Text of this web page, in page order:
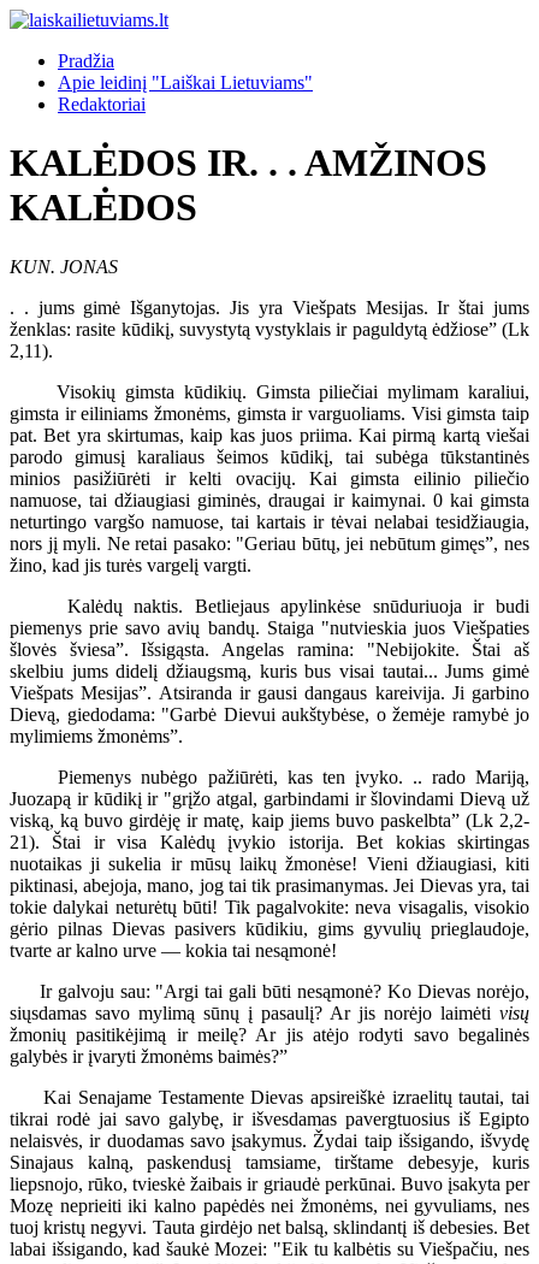
Pradžia
Apie leidinį "Laiškai Lietuviams"
Redaktoriai
KALĖDOS IR. . . AMŽINOS
KALĖDOS
KUN. JONAS
. . jums gimė Išganytojas. Jis yra Viešpats Mesijas. Ir štai jums
ženklas: rasite kūdikį, suvystytą vystyklais ir paguldytą ėdžiose” (Lk
2,11).
Visokių gimsta kūdikių. Gimsta piliečiai mylimam karaliui,
gimsta ir eiliniams žmonėms, gimsta ir varguoliams. Visi gimsta taip
pat. Bet yra skirtumas, kaip kas juos priima. Kai pirmą kartą viešai
parodo gimusį karaliaus šeimos kūdikį, tai subėga tūkstantinės
minios pasižiūrėti ir kelti ovacijų. Kai gimsta eilinio piliečio
namuose, tai džiaugiasi giminės, draugai ir kaimynai. 0 kai gimsta
neturtingo vargšo namuose, tai kartais ir tėvai nelabai tesidžiaugia,
nors jį myli. Ne retai pasako: "Geriau būtų, jei nebūtum gimęs”, nes
žino, kad jis turės vargelį vargti.
Kalėdų naktis. Betliejaus apylinkėse snūduriuoja ir budi
piemenys prie savo avių bandų. Staiga "nutvieskia juos Viešpaties
šlovės šviesa”. Išsigąsta. Angelas ramina: "Nebijokite. Štai aš
skelbiu jums didelį džiaugsmą, kuris bus visai tautai... Jums gimė
Viešpats Mesijas”. Atsiranda ir gausi dangaus kareivija. Ji garbino
Dievą, giedodama: "Garbė Dievui aukštybėse, o žemėje ramybė jo
mylimiems žmonėms”.
Piemenys nubėgo pažiūrėti, kas ten įvyko. .. rado Mariją,
Juozapą ir kūdikį ir "grįžo atgal, garbindami ir šlovindami Dievą už
viską, ką buvo girdėję ir matę, kaip jiems buvo paskelbta” (Lk 2,2-
21). Štai ir visa Kalėdų įvykio istorija. Bet kokias skirtingas
nuotaikas ji sukelia ir mūsų laikų žmonėse! Vieni džiaugiasi, kiti
piktinasi, abejoja, mano, jog tai tik prasimanymas. Jei Dievas yra, tai
tokie dalykai neturėtų būti! Tik pagalvokite: neva visagalis, visokio
gėrio pilnas Dievas pasivers kūdikiu, gims gyvulių prieglaudoje,
tvarte ar kalno urve — kokia tai nesąmonė!
Ir galvoju sau: "Argi tai gali būti nesąmonė? Ko Dievas norėjo,
siųsdamas savo mylimą sūnų į pasaulį? Ar jis norėjo laimėti visų
žmonių pasitikėjimą ir meilę? Ar jis atėjo rodyti savo begalinės
galybės ir įvaryti žmonėms baimės?”
Kai Senajame Testamente Dievas apsireiškė izraelitų tautai, tai
tikrai rodė jai savo galybę, ir išvesdamas pavergtuosius iš Egipto
nelaisvės, ir duodamas savo įsakymus. Žydai taip išsigando, išvydę
Sinajaus kalną, paskendusį tamsiame, tirštame debesyje, kuris
liepsnojo, rūko, tvieskė žaibais ir griaudė perkūnai. Buvo įsakyta per
Mozę neprieiti iki kalno papėdės nei žmonėms, nei gyvuliams, nes
tuoj kristų negyvi. Tauta girdėjo net balsą, sklindantį iš debesies. Bet
labai išsigando, kad šaukė Mozei: "Eik tu kalbėtis su Viešpačiu, nes